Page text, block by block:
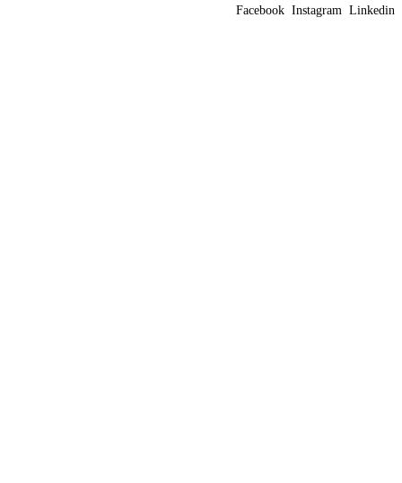
Facebook Instagram Linkedin